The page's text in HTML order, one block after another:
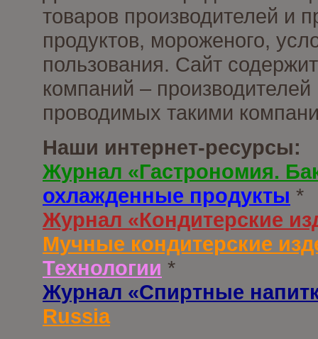
товаров производителей и
продуктов, мороженого,
пользования. Сайт
компаний –
проводимых такими
Наши интернет-ресурсы:
Журнал «Гастрономия.
охлажденные продукты *
Журнал «Кондитерские
Мучные кондитерские
Технологии *
Журнал «Спиртные
Russia